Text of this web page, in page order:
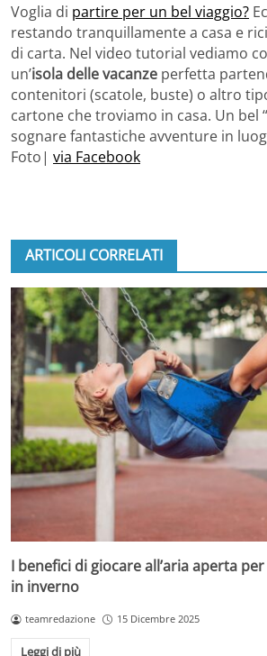
Voglia di partire per un bel viaggio?
restando tranquillamente a casa e
di carta. Nel video tutorial vediamo
un’isola delle vacanze perfetta
contenitori (scatole, buste) o altro
cartone che troviamo in casa. Un bel
sognare fantastiche avventure in
Foto| via Facebook
ARTICOLI CORRELATI
I benefici di giocare all’aria aperta
in inverno
teamredazione 15 Dicembre 2025
Leggi di più